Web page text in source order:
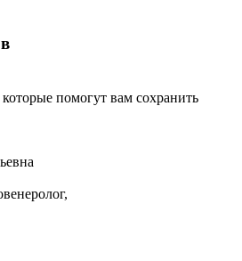
помогут вам сохранить